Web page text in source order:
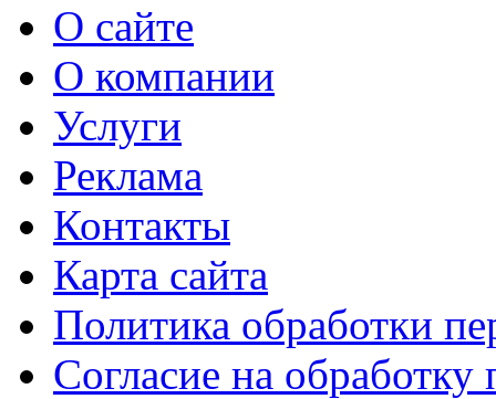
О сайте
О компании
Услуги
Реклама
Контакты
Карта сайта
Политика обработки
Согласие на